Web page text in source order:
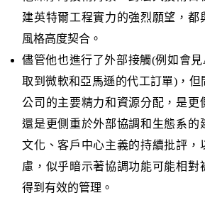
建英特爾工程實力的強烈願望，都
風格高度契合。
儘管他也進行了外部接觸(例如會
取到微軟和亞馬遜的代工訂單)，但
公司的主要精力和資源分配，是更
還是更側重於外部協調和生態系的
文化、客戶中心主義的持續批評，
慮，似乎暗示著協調功能可能相對
得到有效的管理。